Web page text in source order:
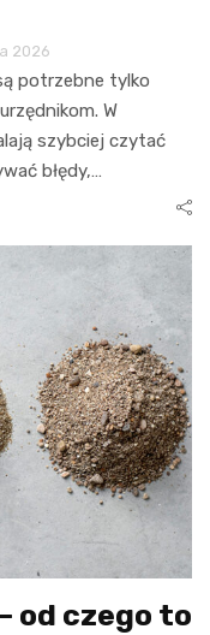
2026
potrzebne tylko
W
szybciej czytać
błędy,…
od czego to